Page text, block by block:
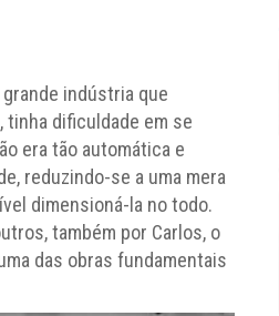
indústria que
tinha dificuldade em se
era tão automática e
reduzindo-se a uma mera
dimensioná-la no todo.
também por Carlos, o
das obras fundamentais